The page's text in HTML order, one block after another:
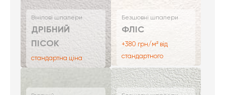
Вінілові шпалери
ДРІБНИЙ
ПІСОК
стандартна ціна
Безшовні шпалери
ФЛІС
+380 грн/м² від
стандартного